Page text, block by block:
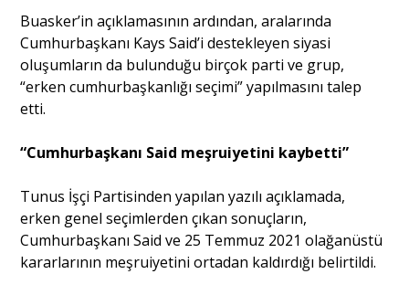
Buasker’in açıklamasının ardından, aralarında
Cumhurbaşkanı Kays Said’i destekleyen siyasi
oluşumların da bulunduğu birçok parti ve grup,
“erken cumhurbaşkanlığı seçimi” yapılmasını talep
etti.
“Cumhurbaşkanı Said meşruiyetini kaybetti”
Tunus İşçi Partisinden yapılan yazılı açıklamada,
erken genel seçimlerden çıkan sonuçların,
Cumhurbaşkanı Said ve 25 Temmuz 2021 olağanüstü
kararlarının meşruiyetini ortadan kaldırdığı belirtildi.